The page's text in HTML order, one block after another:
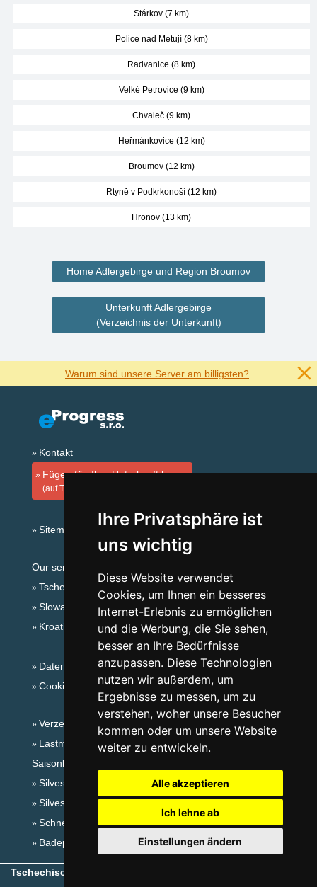
Ihre Privatsphäre ist
uns wichtig
Diese Website verwendet
Cookies, um Ihnen ein besseres
Internet-Erlebnis zu ermöglichen
und die Werbung, die Sie sehen,
besser an Ihre Bedürfnisse
anzupassen. Diese Technologien
nutzen wir außerdem, um
Ergebnisse zu messen, um zu
verstehen, woher unsere Besucher
kommen oder um unsere Website
weiter zu entwickeln.
Alle akzeptieren
Ich lehne ab
Einstellungen ändern
Stárkov (7 km)
Police nad Metují (8 km)
Radvanice (8 km)
Velké Petrovice (9 km)
Chvaleč (9 km)
Heřmánkovice (12 km)
Broumov (12 km)
Rtyně v Podkrkonoší (12 km)
Hronov (13 km)
Home Adlergebirge und Region Broumov
Unterkunft Adlergebirge
(Verzeichnis der Unterkunft)
Warum sind unsere Server am billigsten?
Kontakt
Fügen Sie Ihre Unterkunft hinzu
(auf Tschechisch)
Sitemap
Our servers:
Tschechische Gebirge
Slowakische Gebirge
Kroatien
Datenschutz
Cookies
Verzeichnis der Unterkunft
Lastminute Adlergebirge
Saisonlinks:
Silvester Adlergebirge
Silvester im Gebirge 2025/26
Schneehöhen
Badeplätze
Tschechische Gebirge